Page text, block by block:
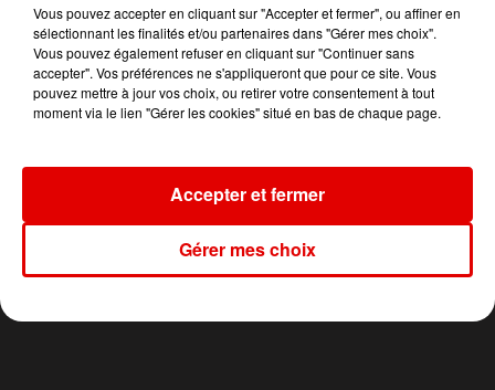
Elle Attend Mi Chico
Vous pouvez accepter en cliquant sur "Accepter et fermer", ou affiner en
sélectionnant les finalités et/ou partenaires dans "Gérer mes choix".
Vous pouvez également refuser en cliquant sur "Continuer sans
accepter". Vos préférences ne s'appliqueront que pour ce site. Vous
pouvez mettre à jour vos choix, ou retirer votre consentement à tout
moment via le lien "Gérer les cookies" situé en bas de chaque page.
Gérer mes choix
Accepter et fermer